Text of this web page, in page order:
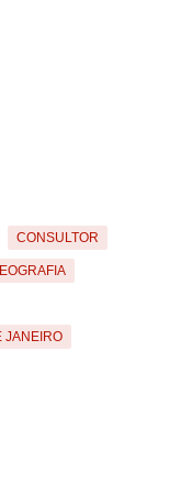
CONSULTOR
JANEIRO